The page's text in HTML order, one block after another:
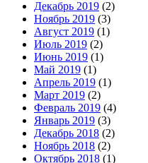
Декабрь 2019 (2)
Ноябрь 2019 (3)
Август 2019 (1)
Июль 2019 (2)
Июнь 2019 (1)
Май 2019 (1)
Апрель 2019 (1)
Март 2019 (2)
Февраль 2019 (4)
Январь 2019 (3)
Декабрь 2018 (2)
Ноябрь 2018 (2)
Октябрь 2018 (1)